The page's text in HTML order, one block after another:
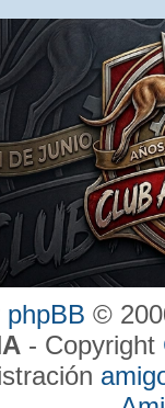
phpBB ©
- Copyright